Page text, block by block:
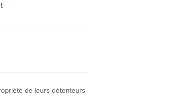
de leurs détenteurs